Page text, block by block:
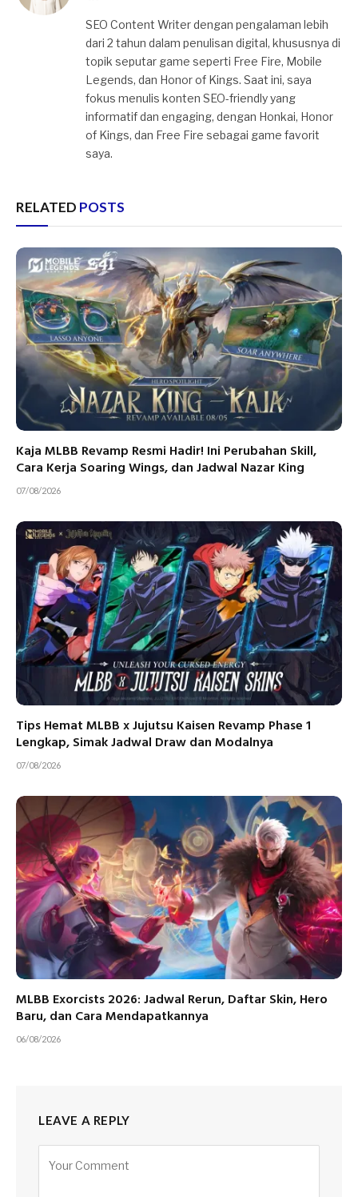
SEO Content Writer dengan pengalaman lebih
dari 2 tahun dalam penulisan digital, khususnya di
topik seputar game seperti Free Fire, Mobile
Legends, dan Honor of Kings. Saat ini, saya
fokus menulis konten SEO-friendly yang
informatif dan engaging, dengan Honkai, Honor
of Kings, dan Free Fire sebagai game favorit
saya.
RELATED POSTS
Kaja MLBB Revamp Resmi Hadir! Ini Perubahan Skill,
Cara Kerja Soaring Wings, dan Jadwal Nazar King
07/08/2026
Tips Hemat MLBB x Jujutsu Kaisen Revamp Phase 1
Lengkap, Simak Jadwal Draw dan Modalnya
07/08/2026
MLBB Exorcists 2026: Jadwal Rerun, Daftar Skin, Hero
Baru, dan Cara Mendapatkannya
06/08/2026
LEAVE A REPLY